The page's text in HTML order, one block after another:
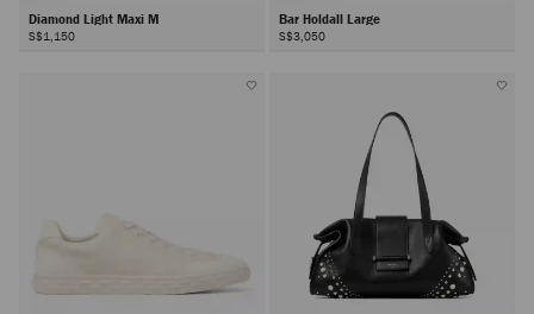
Diamond Light Maxi M
S$1,150
Bar Holdall Large
S$3,050